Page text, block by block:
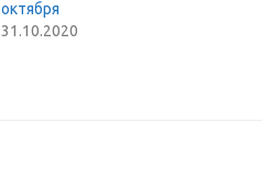
октября
31.10.2020